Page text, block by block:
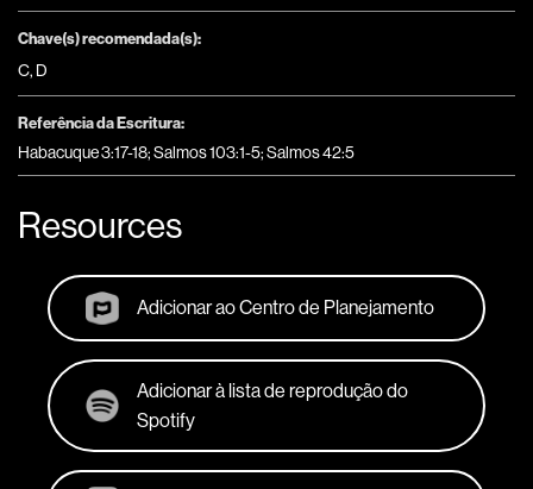
Chave(s) recomendada(s):
C, D
Referência da Escritura:
Habacuque 3:17-18; Salmos 103:1-5; Salmos 42:5
Resources
Adicionar ao Centro de Planejamento
Adicionar à lista de reprodução do
Spotify